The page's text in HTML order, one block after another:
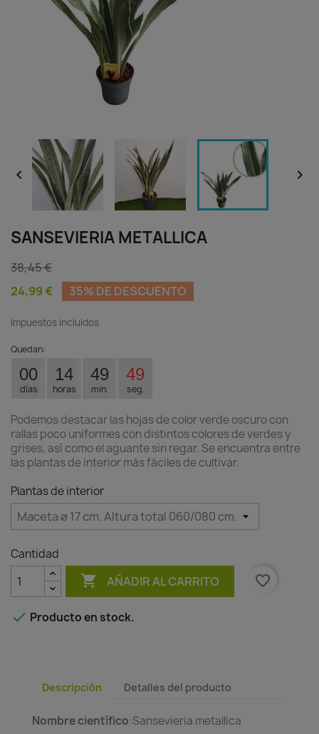
 
SANSEVIERIA METALLICA
38,45 €
24,99 €
35% DE DESCUENTO
Impuestos incluidos
Quedan:
00
días
14
horas
49
min.
48
seg.
Podemos destacar las hojas de color verde oscuro con
rallas poco uniformes con distintos colores de verdes y
grises, así como el aguante sin regar. Se encuentra entre
las plantas de interior más fáciles de cultivar.
Plantas de interior
Cantidad
 AÑADIR AL CARRITO favorite_border
 Producto en stock.
Descripción Detalles del producto
Nombre científico:Sansevieria metallica